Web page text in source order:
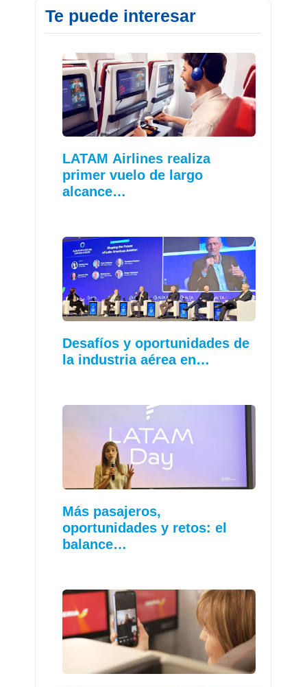
Te puede interesar
LATAM Airlines realiza
primer vuelo de largo
alcance…
Desafíos y oportunidades de
la industria aérea en…
Más pasajeros,
oportunidades y retos: el
balance…